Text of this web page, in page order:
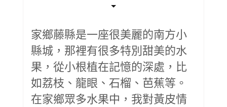
家鄉藤縣是一座很美麗的南方小
縣城，那裡有很多特別甜美的水
果，從小根植在記憶的深處，比
如荔枝、龍眼、石榴、芭蕉等。
在家鄉眾多水果中，我對黃皮情